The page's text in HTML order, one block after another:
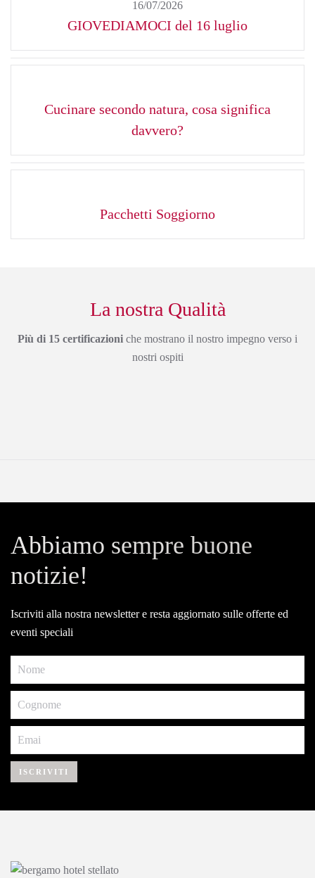
16/07/2026
GIOVEDIAMOCI del 16 luglio
Cucinare secondo natura, cosa significa
davvero?
Pacchetti Soggiorno
La nostra Qualità
Più di 15 certificazioni che mostrano il nostro impegno verso i
nostri ospiti
Abbiamo sempre buone
notizie!
Iscriviti alla nostra newsletter e resta aggiornato sulle offerte ed
eventi speciali
ISCRIVITI